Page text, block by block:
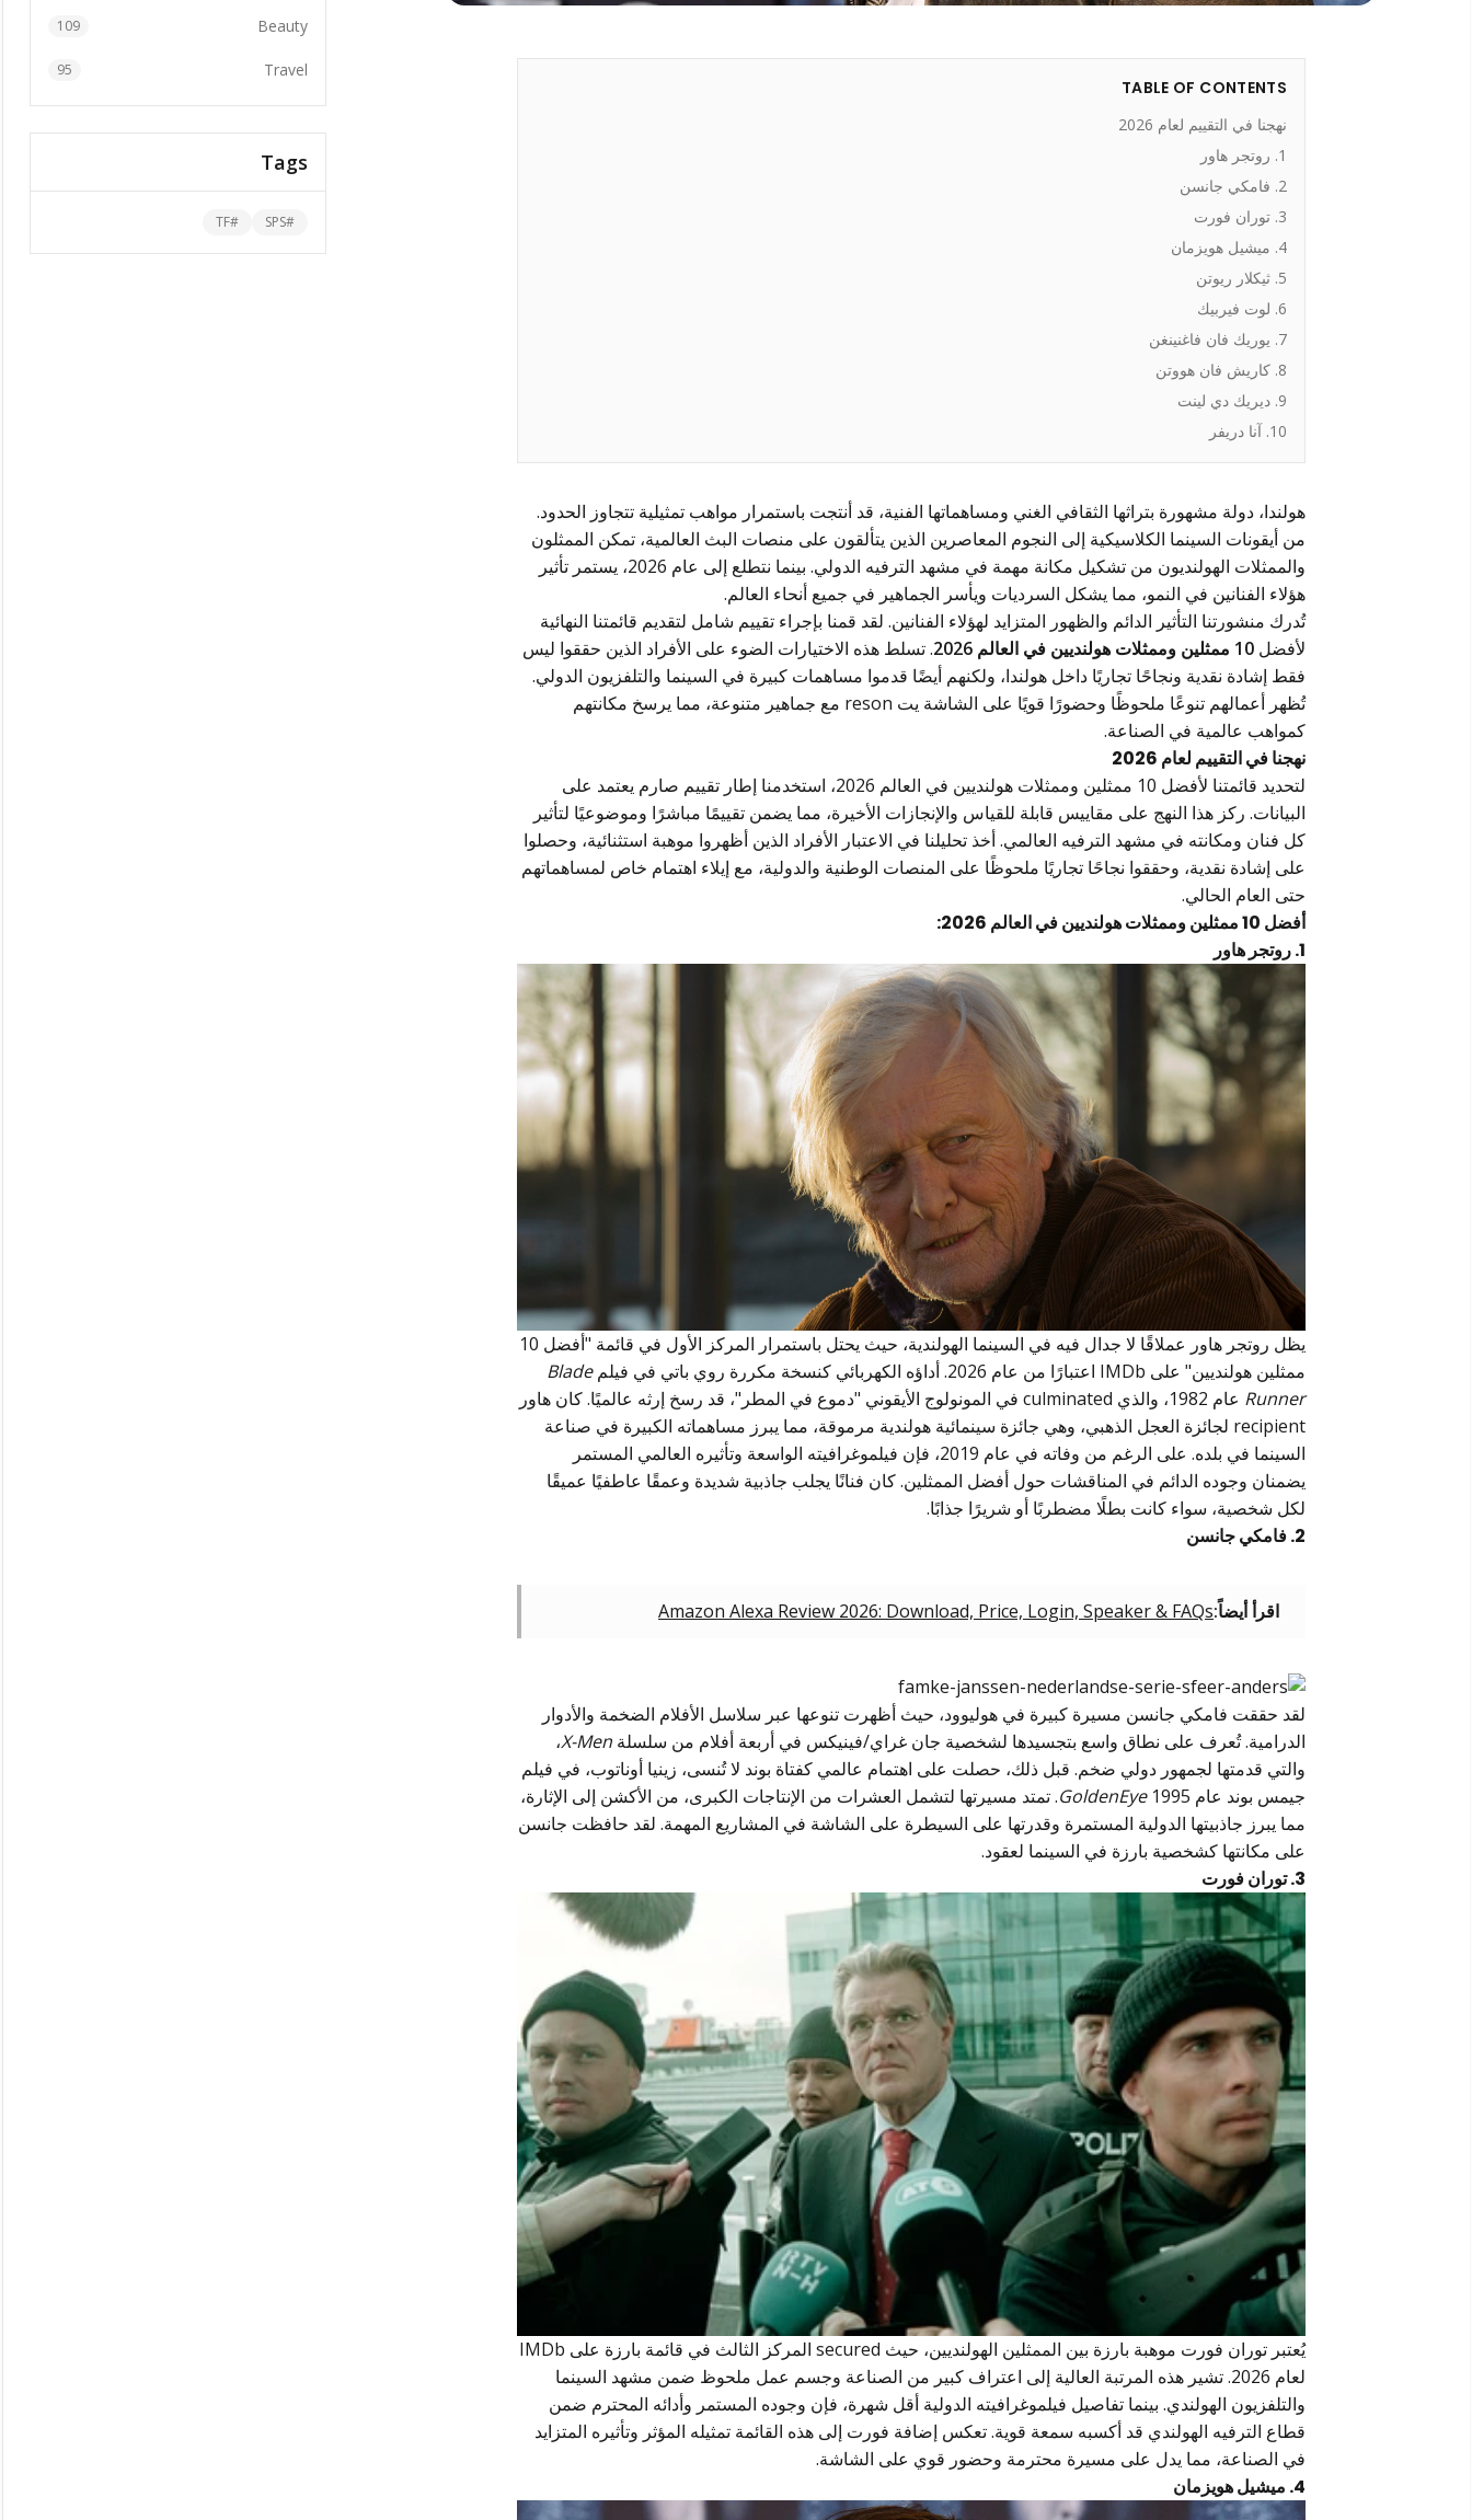
TABLE OF CONTENTS
نهجنا في التقييم لعام 2026
1. روتجر هاور
2. فامكي جانسن
3. توران فورت
4. ميشيل هويزمان
5. ثيكلار ريوتن
6. لوت فيربيك
7. يوريك فان فاغنينغن
8. كاريش فان هووتن
9. ديريك دي لينت
10. آنا دريفر
هولندا، دولة مشهورة بتراثها الثقافي الغني ومساهماتها الفنية، قد أنتجت باستمرار مواهب تمثيلية تتجاوز الحدود.
من أيقونات السينما الكلاسيكية إلى النجوم المعاصرين الذين يتألقون على منصات البث العالمية، تمكن الممثلون
والممثلات الهولنديون من تشكيل مكانة مهمة في مشهد الترفيه الدولي. بينما نتطلع إلى عام 2026، يستمر تأثير
هؤلاء الفنانين في النمو، مما يشكل السرديات ويأسر الجماهير في جميع أنحاء العالم.
تُدرك منشورتنا التأثير الدائم والظهور المتزايد لهؤلاء الفنانين. لقد قمنا بإجراء تقييم شامل لتقديم قائمتنا النهائية
لأفضل 10 ممثلين وممثلات هولنديين في العالم 2026
. تسلط هذه الاختيارات الضوء على الأفراد الذين حققوا ليس
فقط إشادة نقدية ونجاحًا تجاريًا داخل هولندا، ولكنهم أيضًا قدموا مساهمات كبيرة في السينما والتلفزيون الدولي.
تُظهر أعمالهم تنوعًا ملحوظًا وحضورًا قويًا على الشاشة يت reson مع جماهير متنوعة، مما يرسخ مكانتهم
كمواهب عالمية في الصناعة.
نهجنا في التقييم لعام 2026
لتحديد قائمتنا لأفضل 10 ممثلين وممثلات هولنديين في العالم 2026، استخدمنا إطار تقييم صارم يعتمد على
البيانات. ركز هذا النهج على مقاييس قابلة للقياس والإنجازات الأخيرة، مما يضمن تقييمًا مباشرًا وموضوعيًا لتأثير
كل فنان ومكانته في مشهد الترفيه العالمي. أخذ تحليلنا في الاعتبار الأفراد الذين أظهروا موهبة استثنائية، وحصلوا
على إشادة نقدية، وحققوا نجاحًا تجاريًا ملحوظًا على المنصات الوطنية والدولية، مع إيلاء اهتمام خاص لمساهماتهم
حتى العام الحالي.
أفضل 10 ممثلين وممثلات هولنديين في العالم 2026:
1. روتجر هاور
يظل روتجر هاور عملاقًا لا جدال فيه في السينما الهولندية، حيث يحتل باستمرار المركز الأول في قائمة "أفضل 10
ممثلين هولنديين" على IMDb اعتبارًا من عام 2026. أداؤه الكهربائي كنسخة مكررة روي باتي في فيلم
Blade
Runner
عام 1982، والذي culminated في المونولوج الأيقوني "دموع في المطر"، قد رسخ إرثه عالميًا. كان هاور
recipient لجائزة العجل الذهبي، وهي جائزة سينمائية هولندية مرموقة، مما يبرز مساهماته الكبيرة في صناعة
السينما في بلده. على الرغم من وفاته في عام 2019، فإن فيلموغرافيته الواسعة وتأثيره العالمي المستمر
يضمنان وجوده الدائم في المناقشات حول أفضل الممثلين. كان فنانًا يجلب جاذبية شديدة وعمقًا عاطفيًا عميقًا
لكل شخصية، سواء كانت بطلًا مضطربًا أو شريرًا جذابًا.
2. فامكي جانسن
اقرأ أيضاً:Amazon Alexa Review 2026: Download, Price, Login, Speaker & FAQs
لقد حققت فامكي جانسن مسيرة كبيرة في هوليوود، حيث أظهرت تنوعها عبر سلاسل الأفلام الضخمة والأدوار
الدرامية. تُعرف على نطاق واسع بتجسيدها لشخصية جان غراي/فينيكس في أربعة أفلام من سلسلة X-Men،
والتي قدمتها لجمهور دولي ضخم. قبل ذلك، حصلت على اهتمام عالمي كفتاة بوند لا تُنسى، زينيا أوناتوب، في فيلم
جيمس بوند عام 1995
GoldenEye. تمتد مسيرتها لتشمل العشرات من الإنتاجات الكبرى، من الأكشن إلى الإثارة،
مما يبرز جاذبيتها الدولية المستمرة وقدرتها على السيطرة على الشاشة في المشاريع المهمة. لقد حافظت جانسن
على مكانتها كشخصية بارزة في السينما لعقود.
3. توران فورت
يُعتبر توران فورت موهبة بارزة بين الممثلين الهولنديين، حيث secured المركز الثالث في قائمة بارزة على IMDb
لعام 2026. تشير هذه المرتبة العالية إلى اعتراف كبير من الصناعة وجسم عمل ملحوظ ضمن مشهد السينما
والتلفزيون الهولندي. بينما تفاصيل فيلموغرافيته الدولية أقل شهرة، فإن وجوده المستمر وأدائه المحترم ضمن
قطاع الترفيه الهولندي قد أكسبه سمعة قوية. تعكس إضافة فورت إلى هذه القائمة تمثيله المؤثر وتأثيره المتزايد
في الصناعة، مما يدل على مسيرة محترمة وحضور قوي على الشاشة.
4. ميشيل هويزمان
Beauty
109
Travel
95
Tags
#
SPS
#
TF